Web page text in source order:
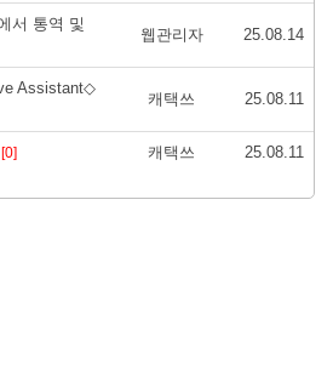
서 통역 및
웹관리자 25.08.14
Assistant◇
캐택쓰 25.08.11
[0] 캐택쓰 25.08.11